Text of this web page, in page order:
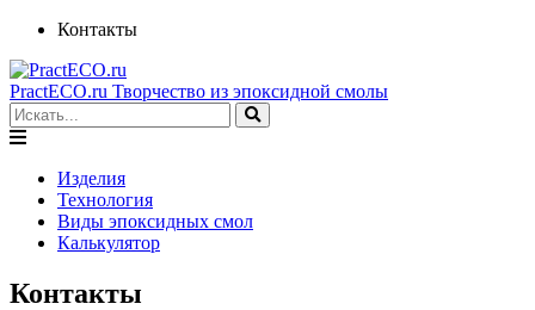
Контакты
PractECO.ru Творчество из эпоксидной смолы
Изделия
Технология
Виды эпоксидных смол
Калькулятор
Контакты